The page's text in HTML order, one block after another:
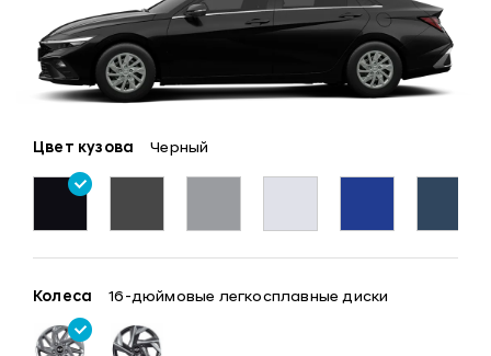
Цвет кузова Черный
Колеса 16-дюймовые легкосплавные диски